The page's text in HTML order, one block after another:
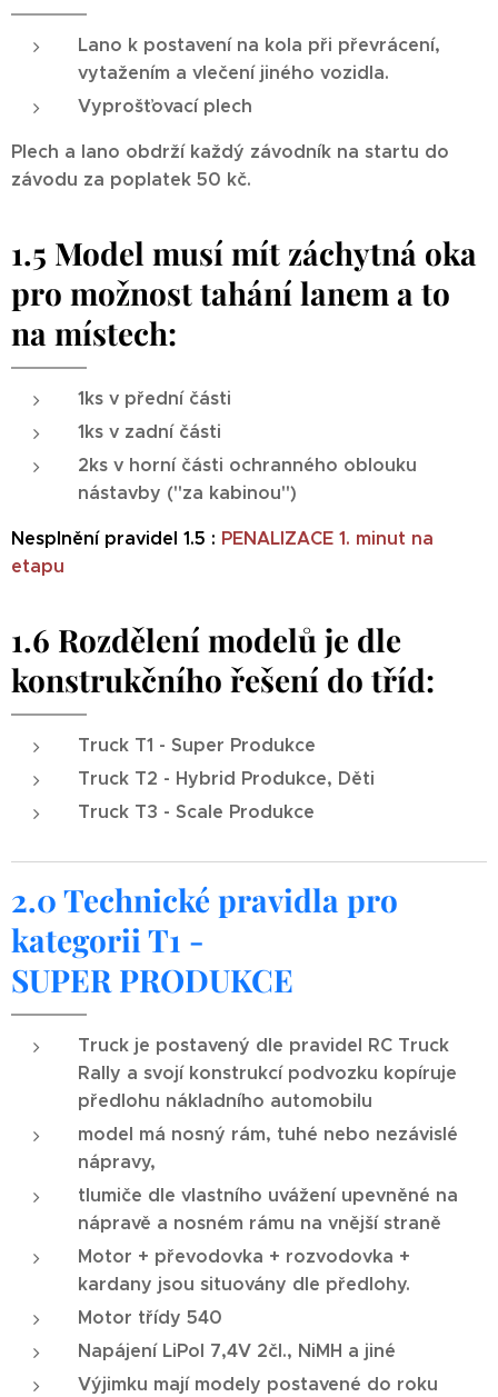
Lano k postavení na kola při převrácení,
vytažením a vlečení jiného vozidla.
Vyprošťovací plech
Plech a lano obdrží každý závodník na startu do
závodu za poplatek 50 kč.
1.5 Model musí mít záchytná oka
pro možnost tahání lanem a to
na místech:
1ks v přední části
1ks v zadní části
2ks v horní části ochranného oblouku
nástavby ("za kabinou")
Nesplnění pravidel 1.5 : PENALIZACE 1. minut na
etapu
1.6 Rozdělení modelů je dle
konstrukčního řešení do tříd:
Truck T1 - Super Produkce
Truck T2 - Hybrid Produkce, Děti
Truck T3 - Scale Produkce
2.0 Technické pravidla pro
kategorii T1 -
SUPERPRODUKCE
Truck je postavený dle pravidel RC Truck
Rally a svojí konstrukcí podvozku kopíruje
předlohu nákladního automobilu
model má nosný rám, tuhé nebo nezávislé
nápravy,
tlumiče dle vlastního uvážení upevněné na
nápravě a nosném rámu na vnější straně
Motor + převodovka + rozvodovka +
kardany jsou situovány dle předlohy.
Motor třídy 540
Napájení LiPol 7,4V 2čl., NiMH a jiné
Výjimku mají modely postavené do roku